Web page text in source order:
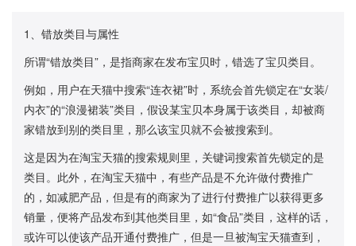
1、错放类目与属性
所谓“错放类目”，是指商家在发布宝贝时，错选了宝贝类目。
例如，用户在天猫中搜索“连衣裙”时，系统会首先锁定在“女装/
内衣”的“浪漫裙装”类目，假设某宝贝本身属于该类目，却被商
家错放到别的类目里，那么该宝贝就不会被搜索到。
这是因为在淘宝天猫的搜索规则里，关键词搜索首先锁定的是
类目。此外，在淘宝天猫中，有些产品是不允许做付费推广
的，如减肥产品，但是有的商家为了进行付费推广以获得更多
销量，便将产品发布到其他类目里，如“食品”类目，这样的话，
或许可以使该产品开通付费推广，但是一旦被淘宝天猫查到，